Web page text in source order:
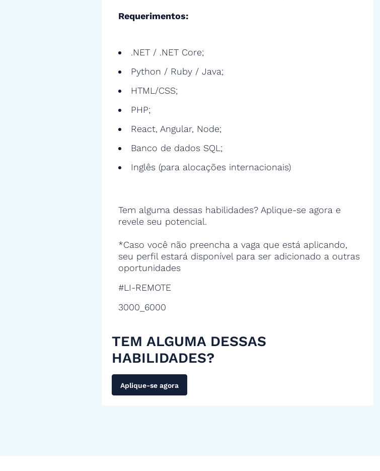
Requerimentos:
.NET / .NET Core;
Python / Ruby / Java;
HTML/CSS;
PHP;
React, Angular, Node;
Banco de dados SQL;
Inglês (para alocações internacionais)
Tem alguma dessas habilidades? Aplique-se agora e
revele seu potencial.
*Caso você não preencha a vaga que está aplicando,
seu perfil estará disponível para ser adicionado a outras
oportunidades
#LI-REMOTE
3000_6000
TEM ALGUMA DESSAS
HABILIDADES?
Aplique-se agora